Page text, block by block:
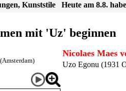
Heute am 8.8.
Kunststile
mit 'Uz' beginnen
Nicolaes Maes
Uzo Egonu (1931